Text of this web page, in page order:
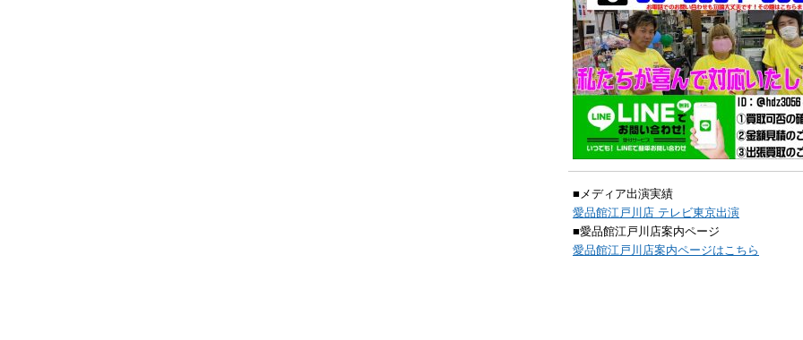
■メディア出演実績
愛品館江戸川店 テレビ東京出演
■愛品館江戸川店案内ページ
愛品館江戸川店案内ページはこちら